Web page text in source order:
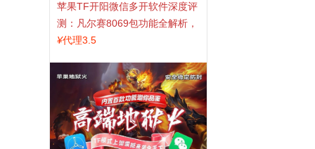
苹果TF开阳微信多开软件深度评
测：凡尔赛8069包功能全解析，
TestFlight稳定版上架，激活认准
¥代理3.5